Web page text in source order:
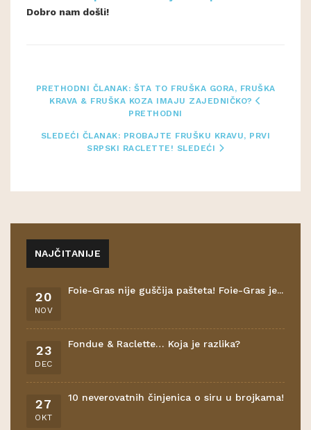
Dobro nam došli!
PRETHODNI ČLANAK: ŠTA TO FRUŠKA GORA, FRUŠKA
KRAVA & FRUŠKA KOZA IMAJU ZAJEDNIČKO?
PRETHODNI
SLEDEĆI ČLANAK: PROBAJTE FRUŠKU KRAVU, PRVI
SRPSKI RACLETTE! SLEDEĆI
NAJČITANIJE
20
NOV
Foie-Gras nije guščija pašteta! Foie-Gras je...
23
DEC
Fondue & Raclette… Koja je razlika?
27
OKT
10 neverovatnih činjenica o siru u brojkama!